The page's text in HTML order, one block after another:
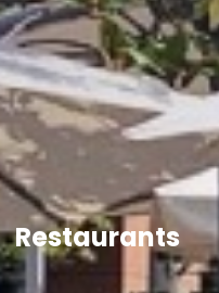
Restaurants